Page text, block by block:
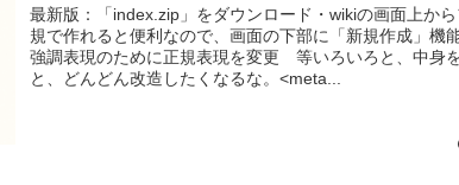
最新版：「index.zip」をダウンロード・wikiの画面上か
規で作れると便利なので、画面の下部に「新規作成」機
強調表現のために正規表現を変更 等いろいろと、中身
と、どんどん改造したくなるな。<meta...